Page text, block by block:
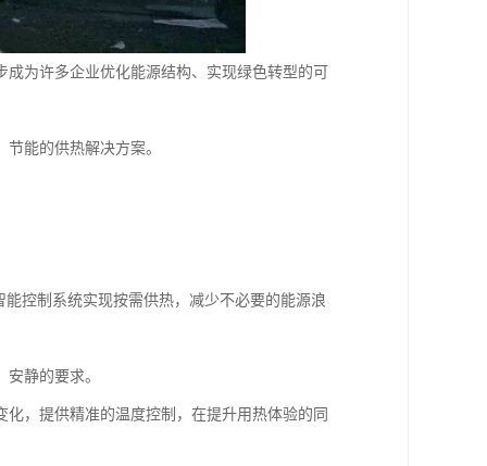
为许多企业优化能源结构、实现绿色转型的可
能的供热解决方案。
控制系统实现按需供热，减少不必要的能源浪
静的要求。
，提供精准的温度控制，在提升用热体验的同